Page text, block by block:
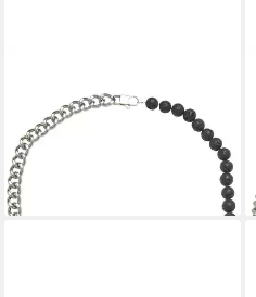
Halsreif Karl Kani KK Retro
Kani Lavapearl Necklace
30,95 €
-23%
lieferbar - in 2-3 Werktagen bei dir